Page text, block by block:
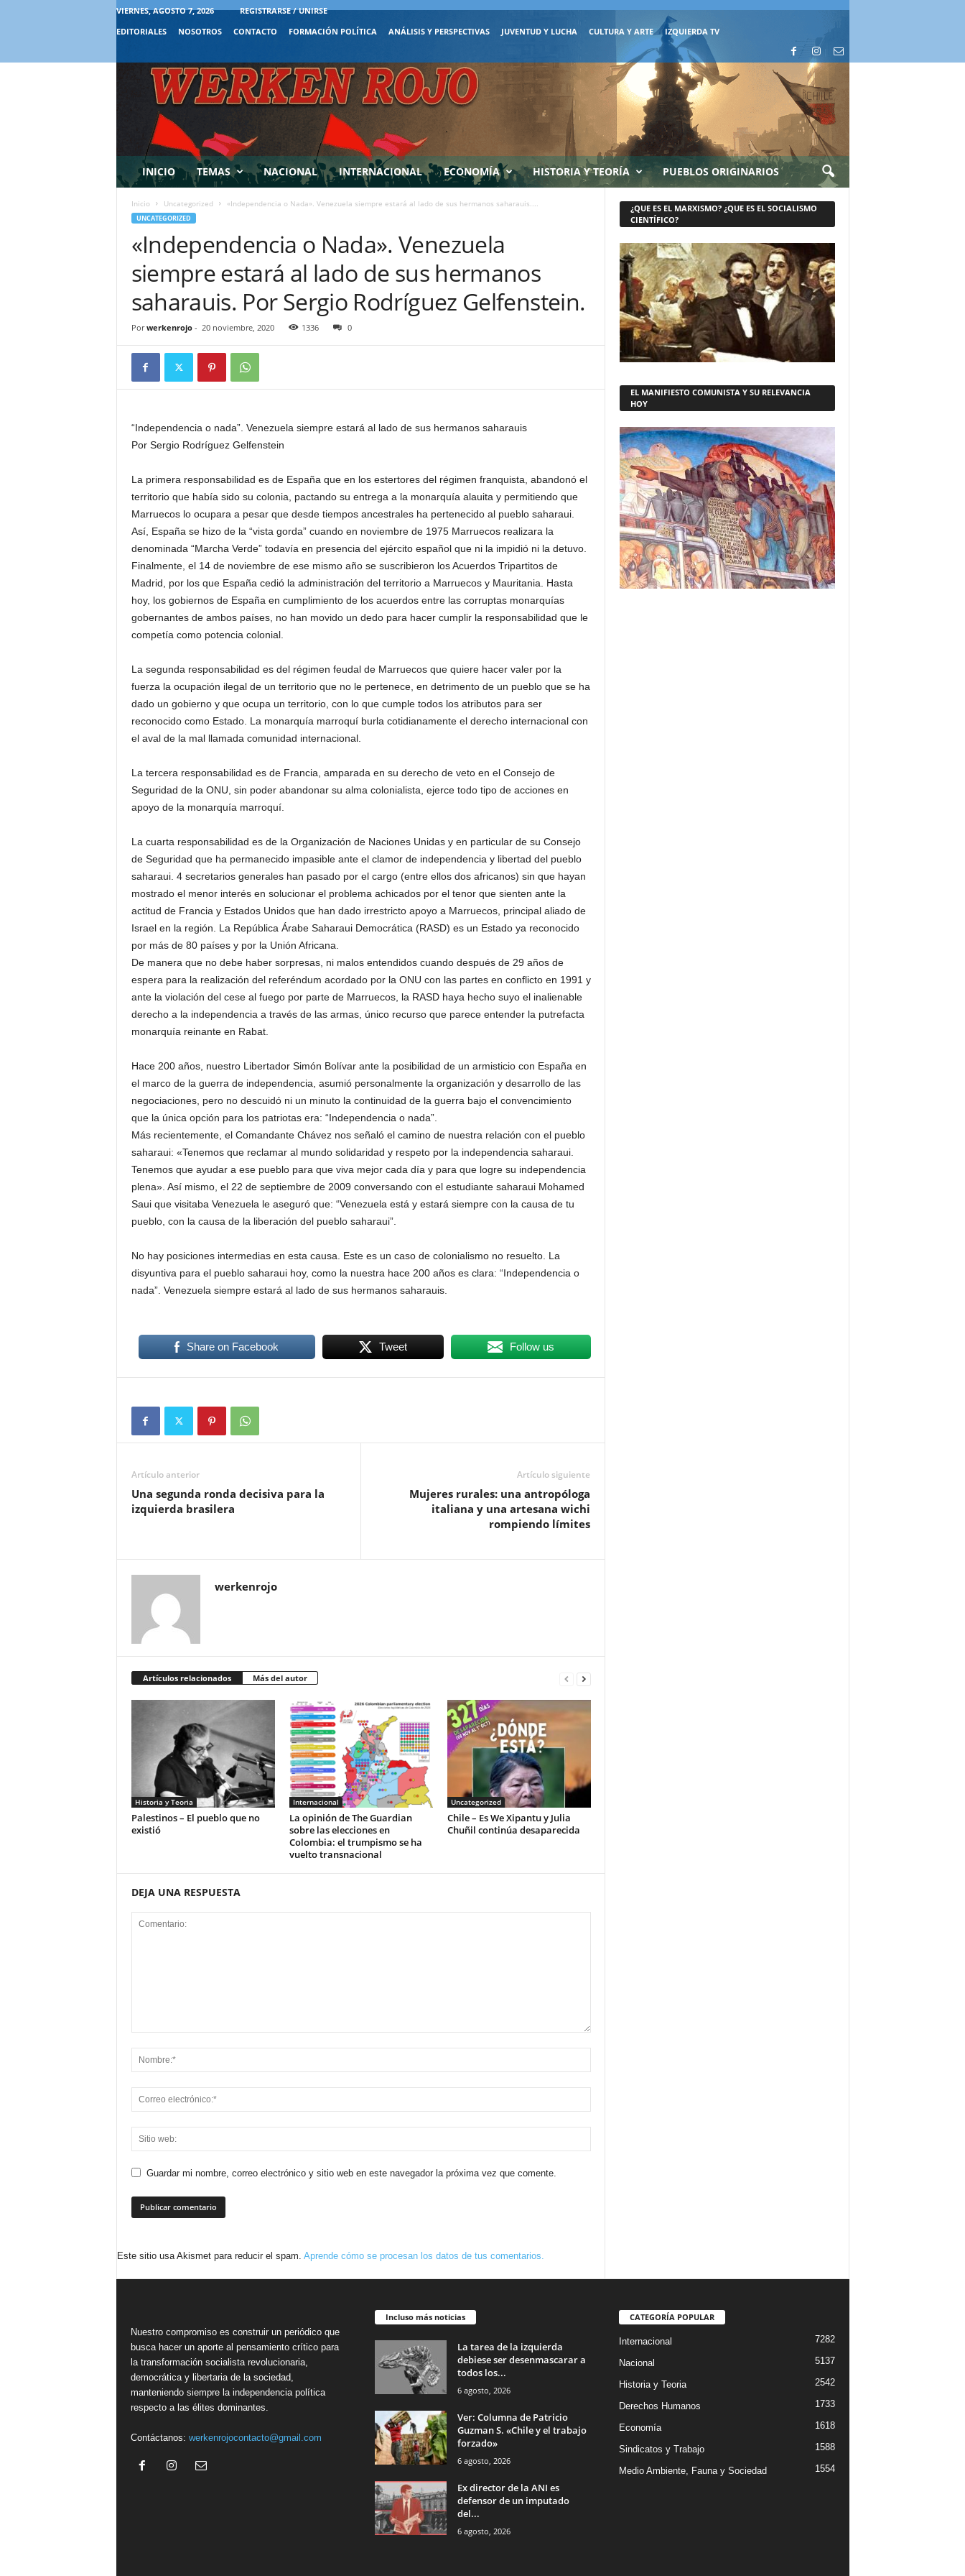
VIERNES, AGOSTO 7, 2026
REGISTRARSE / UNIRSE
EDITORIALES
NOSOTROS CONTACTO FORMACIÓN POLÍTICA ANÁLISIS Y PERSPECTIVAS JUVENTUD Y LUCHA CULTURA Y ARTE IZQUIERDA TV
INICIO TEMAS NACIONAL INTERNACIONAL ECONOMÍA HISTORIA Y TEORÍA PUEBLOS ORIGINARIOS
Inicio Uncategorized «Independencia o Nada». Venezuela siempre estará al lado de sus hermanos saharauis....
UNCATEGORIZED
«Independencia o Nada». Venezuela
siempre estará al lado de sus hermanos
saharauis. Por Sergio Rodríguez Gelfenstein.
Por werkenrojo- 20 noviembre, 2020 1336 0
“Independencia o nada”. Venezuela siempre estará al lado de sus hermanos saharauis
Por Sergio Rodríguez Gelfenstein
La primera responsabilidad es de España que en los estertores del régimen franquista, abandonó el
territorio que había sido su colonia, pactando su entrega a la monarquía alauita y permitiendo que
Marruecos lo ocupara a pesar que desde tiempos ancestrales ha pertenecido al pueblo saharaui.
Así, España se hizo de la “vista gorda” cuando en noviembre de 1975 Marruecos realizara la
denominada “Marcha Verde” todavía en presencia del ejército español que ni la impidió ni la detuvo.
Finalmente, el 14 de noviembre de ese mismo año se suscribieron los Acuerdos Tripartitos de
Madrid, por los que España cedió la administración del territorio a Marruecos y Mauritania. Hasta
hoy, los gobiernos de España en cumplimiento de los acuerdos entre las corruptas monarquías
gobernantes de ambos países, no han movido un dedo para hacer cumplir la responsabilidad que le
competía como potencia colonial.
La segunda responsabilidad es del régimen feudal de Marruecos que quiere hacer valer por la
fuerza la ocupación ilegal de un territorio que no le pertenece, en detrimento de un pueblo que se ha
dado un gobierno y que ocupa un territorio, con lo que cumple todos los atributos para ser
reconocido como Estado. La monarquía marroquí burla cotidianamente el derecho internacional con
el aval de la mal llamada comunidad internacional.
La tercera responsabilidad es de Francia, amparada en su derecho de veto en el Consejo de
Seguridad de la ONU, sin poder abandonar su alma colonialista, ejerce todo tipo de acciones en
apoyo de la monarquía marroquí.
La cuarta responsabilidad es de la Organización de Naciones Unidas y en particular de su Consejo
de Seguridad que ha permanecido impasible ante el clamor de independencia y libertad del pueblo
saharaui. 4 secretarios generales han pasado por el cargo (entre ellos dos africanos) sin que hayan
mostrado el menor interés en solucionar el problema achicados por el tenor que sienten ante la
actitud de Francia y Estados Unidos que han dado irrestricto apoyo a Marruecos, principal aliado de
Israel en la región. La República Árabe Saharaui Democrática (RASD) es un Estado ya reconocido
por más de 80 países y por la Unión Africana.
De manera que no debe haber sorpresas, ni malos entendidos cuando después de 29 años de
espera para la realización del referéndum acordado por la ONU con las partes en conflicto en 1991 y
ante la violación del cese al fuego por parte de Marruecos, la RASD haya hecho suyo el inalienable
derecho a la independencia a través de las armas, único recurso que parece entender la putrefacta
monarquía reinante en Rabat.
Hace 200 años, nuestro Libertador Simón Bolívar ante la posibilidad de un armisticio con España en
el marco de la guerra de independencia, asumió personalmente la organización y desarrollo de las
negociaciones, pero no descuidó ni un minuto la continuidad de la guerra bajo el convencimiento
que la única opción para los patriotas era: “Independencia o nada”.
Más recientemente, el Comandante Chávez nos señaló el camino de nuestra relación con el pueblo
saharaui: «Tenemos que reclamar al mundo solidaridad y respeto por la independencia saharaui.
Tenemos que ayudar a ese pueblo para que viva mejor cada día y para que logre su independencia
plena». Así mismo, el 22 de septiembre de 2009 conversando con el estudiante saharaui Mohamed
Saui que visitaba Venezuela le aseguró que: “Venezuela está y estará siempre con la causa de tu
pueblo, con la causa de la liberación del pueblo saharaui”.
No hay posiciones intermedias en esta causa. Este es un caso de colonialismo no resuelto. La
disyuntiva para el pueblo saharaui hoy, como la nuestra hace 200 años es clara: “Independencia o
nada”. Venezuela siempre estará al lado de sus hermanos saharauis.
Share on Facebook Tweet Follow us
Artículo anterior
Una segunda ronda decisiva para la
izquierda brasilera
Artículo siguiente
Mujeres rurales: una antropóloga
italiana y una artesana wichi
rompiendo límites
werkenrojo
Artículos relacionados Más del autor
Historia y Teoria
Palestinos – El pueblo que no
existió
Internacional
La opinión de The Guardian
sobre las elecciones en
Colombia: el trumpismo se ha
vuelto transnacional
Uncategorized
Chile – Es We Xipantu y Julia
Chuñil continúa desaparecida
DEJA UNA RESPUESTA
Guardar mi nombre, correo electrónico y sitio web en este navegador la próxima vez que comente.
Este sitio usa Akismet para reducir el spam. Aprende cómo se procesan los datos de tus comentarios.
¿QUE ES EL MARXISMO? ¿QUE ES EL SOCIALISMO
CIENTÍFICO?
EL MANIFIESTO COMUNISTA Y SU RELEVANCIA
HOY
Nuestro compromiso es construir un periódico que
busca hacer un aporte al pensamiento crítico para
la transformación socialista revolucionaria,
democrática y libertaria de la sociedad,
manteniendo siempre la independencia política
respecto a las élites dominantes.
Contáctanos: werkenrojocontacto@gmail.com
Incluso más noticias
La tarea de la izquierda
debiese ser desenmascarar a
todos los...
6 agosto, 2026
Ver: Columna de Patricio
Guzman S. «Chile y el trabajo
forzado»
6 agosto, 2026
Ex director de la ANI es
defensor de un imputado
del...
6 agosto, 2026
CATEGORÍA POPULAR
Internacional 7282
Nacional 5137
Historia y Teoria 2542
Derechos Humanos 1733
Economía 1618
Sindicatos y Trabajo 1588
Medio Ambiente, Fauna y Sociedad 1554